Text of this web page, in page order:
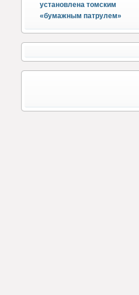
установлена томским
«бумажным патрулем»